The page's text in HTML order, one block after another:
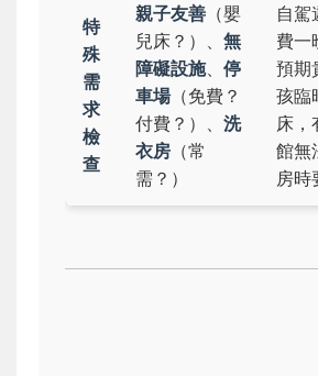
特
殊
需
求
檢
查
親子友善 （嬰
兒床？）、 無
障礙設施、 停
車場（免費？
付費？）、 洗
衣房 （常
需？）
自駕
費一
預期
孩臨
床，
館無
房時